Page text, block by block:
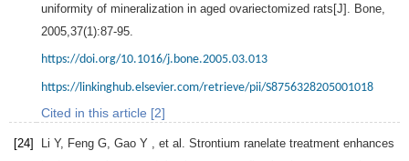
uniformity of mineralization in aged ovariectomized rats[J]. Bone
2005 37(1):87-95.
https://doi.org/10.1016/j.bone.2005.03.013
https://linkinghub.elsevier.com/retrieve/pii/S8756328205001018
Cited in this article [2]
[24] Li Y, Feng G Gao Y , et al. Strontium ranelate treatment enhances